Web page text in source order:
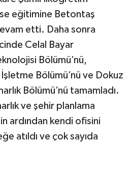
eğitimine Betontaş
etti. Daha sonra
Celal Bayar
Bölümü’nü,
Bölümü’nü ve Dokuz
Bölümü’nü tamamladı.
ve şehir planlama
ardından kendi ofisini
atıldı ve çok sayıda